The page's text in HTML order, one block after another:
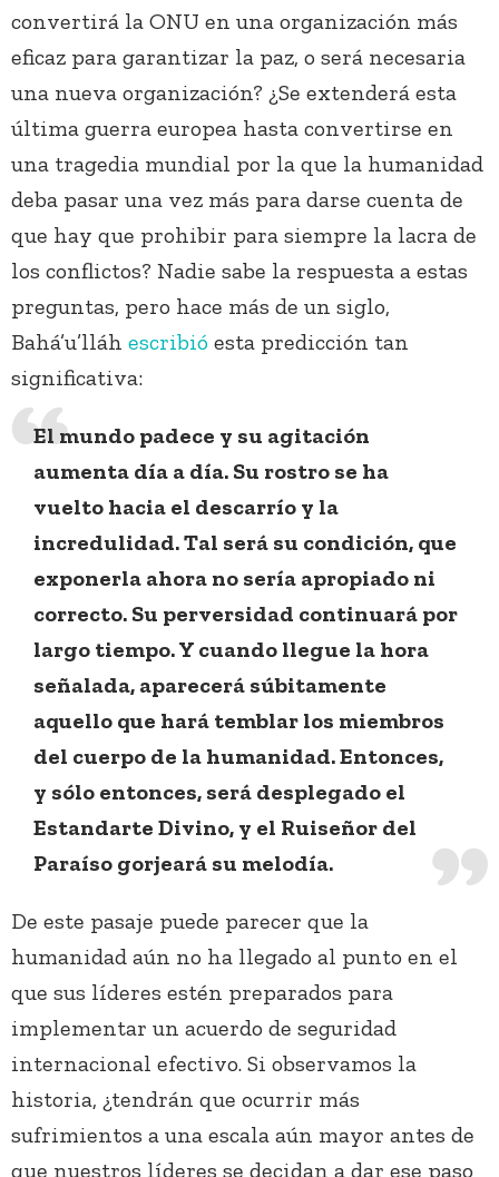
convertirá la ONU en una organización más
eficaz para garantizar la paz, o será necesaria
una nueva organización? ¿Se extenderá esta
última guerra europea hasta convertirse en
una tragedia mundial por la que la humanidad
deba pasar una vez más para darse cuenta de
que hay que prohibir para siempre la lacra de
los conflictos? Nadie sabe la respuesta a estas
preguntas, pero hace más de un siglo,
Bahá’u’lláh escribió esta predicción tan
significativa:
El mundo padece y su agitación
aumenta día a día. Su rostro se ha
vuelto hacia el descarrío y la
incredulidad. Tal será su condición, que
exponerla ahora no sería apropiado ni
correcto. Su perversidad continuará por
largo tiempo. Y cuando llegue la hora
señalada, aparecerá súbitamente
aquello que hará temblar los miembros
del cuerpo de la humanidad. Entonces,
y sólo entonces, será desplegado el
Estandarte Divino, y el Ruiseñor del
Paraíso gorjeará su melodía.
De este pasaje puede parecer que la
humanidad aún no ha llegado al punto en el
que sus líderes estén preparados para
implementar un acuerdo de seguridad
internacional efectivo. Si observamos la
historia, ¿tendrán que ocurrir más
sufrimientos a una escala aún mayor antes de
que nuestros líderes se decidan a dar ese paso